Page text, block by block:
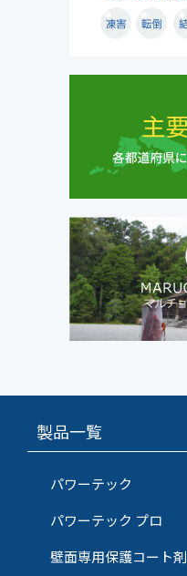
製品一覧
パワーテック
パワーテック プロ
壁面専用保護コート剤